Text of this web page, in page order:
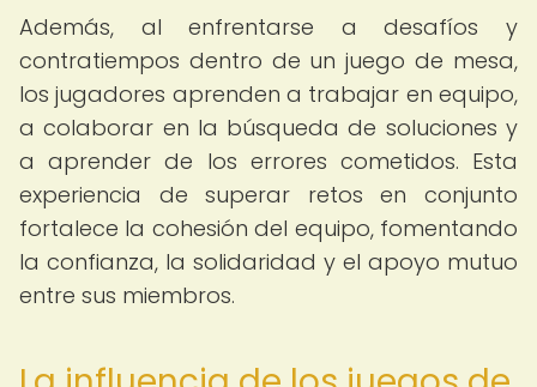
Además, al enfrentarse a desafíos y
contratiempos dentro de un juego de mesa,
los jugadores aprenden a trabajar en equipo,
a colaborar en la búsqueda de soluciones y
a aprender de los errores cometidos. Esta
experiencia de superar retos en conjunto
fortalece la cohesión del equipo, fomentando
la confianza, la solidaridad y el apoyo mutuo
entre sus miembros.